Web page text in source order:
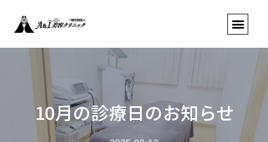
10月の診療日のお知らせ